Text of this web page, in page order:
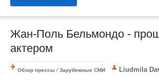
Жан-Поль Бельмондо -
актером
Обзор прессы / Зарубежные СМИ Liudmila